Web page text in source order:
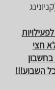
חצי
השבוע!!!